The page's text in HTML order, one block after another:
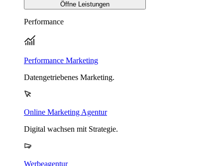
Öffne Leistungen
Performance
Performance Marketing
Datengetriebenes Marketing.
Online Marketing Agentur
Digital wachsen mit Strategie.
Werbeagentur